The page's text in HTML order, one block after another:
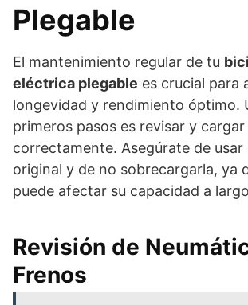
Plegable
El mantenimiento regular de tu
eléctrica plegable es crucial para
longevidad y rendimiento óptimo.
primeros pasos es revisar y
correctamente. Asegúrate de
original y de no sobrecargarla, ya
puede afectar su capacidad a
Revisión de
Frenos